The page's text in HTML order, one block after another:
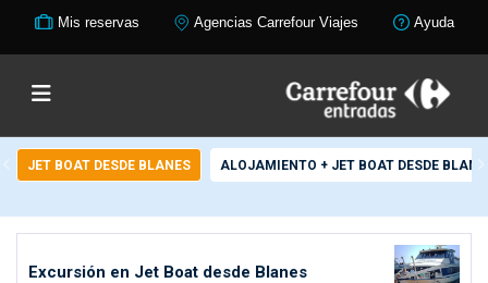
Mis reservas Agencias Carrefour Viajes Ayuda
JET BOAT DESDE BLANES ALOJAMIENTO + JET BOAT DESDE
Excursión en Jet Boat desde Blanes